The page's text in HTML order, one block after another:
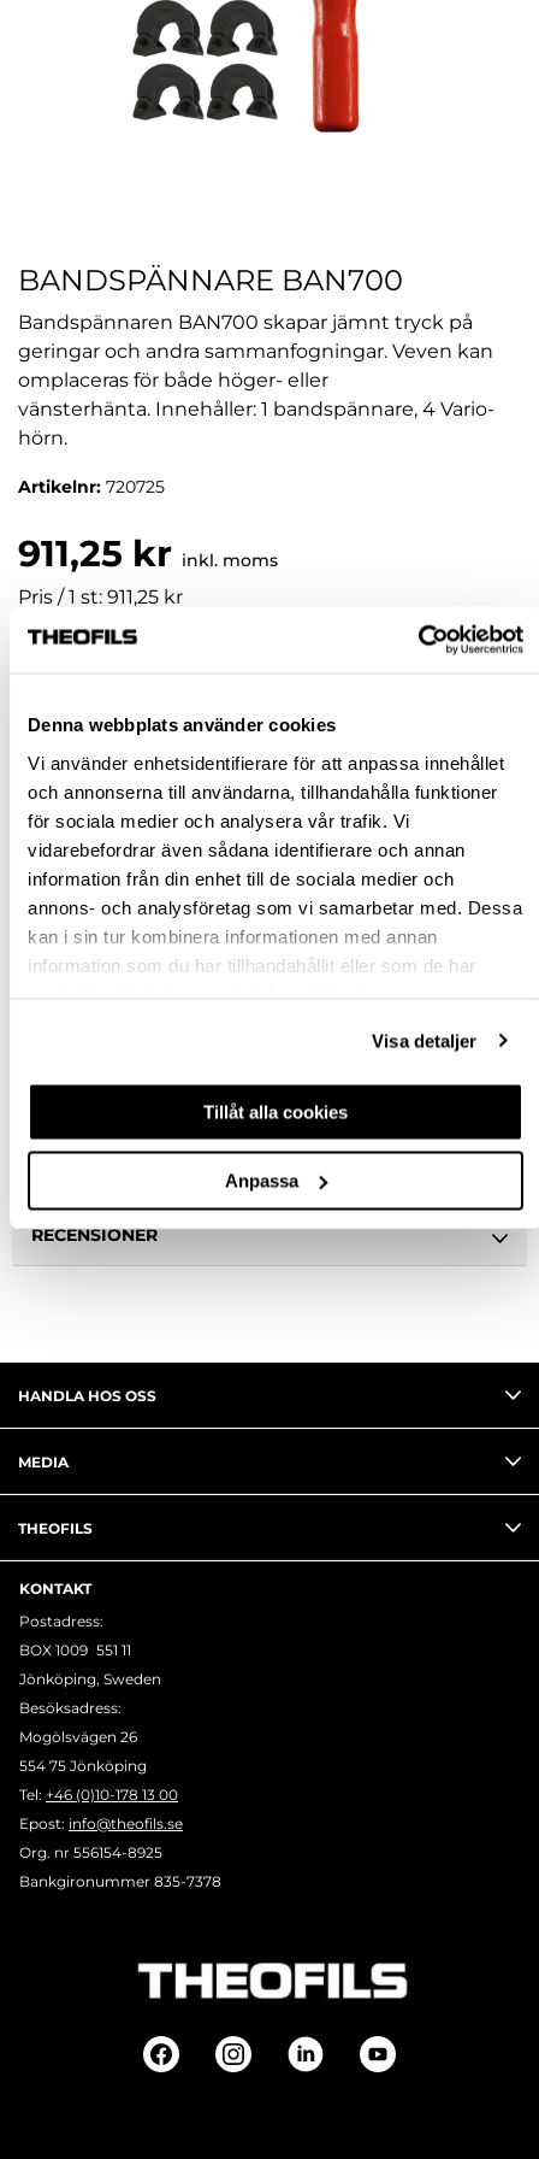
Denna webbplats använder cookies
Vi använder enhetsidentifierare för att anpassa innehållet
och annonserna till användarna, tillhandahålla funktioner
för sociala medier och analysera vår trafik. Vi
vidarebefordrar även sådana identifierare och annan
information från din enhet till de sociala medier och
annons- och analysföretag som vi samarbetar med. Dessa
kan i sin tur kombinera informationen med annan
information som du har tillhandahållit eller som de har
Visa detaljer
Tillåt alla cookies
Anpassa
BANDSPÄNNARE BAN700
Bandspännaren BAN700 skapar jämnt tryck på
geringar och andra sammanfogningar. Veven kan
omplaceras för både höger- eller
vänsterhänta. Innehåller: 1 bandspännare, 4 Vario-
hörn.
Artikelnr: 720725
911,25 kr inkl. moms
Pris / 1 st: 911,25 kr
KÖP
Jönköping huvudlager Finns i lager online
Malmö butik Finns i lager
Stockholm butik Finns i lager
Snabba leveranser
RECENSIONER
HANDLA HOS OSS
MEDIA
THEOFILS
KONTAKT
Postadress:
BOX 1009 551 11
Jönköping, Sweden
Besöksadress:
Mogölsvägen 26
554 75 Jönköping
Tel: +46 (0)10-178 13 00
Epost: info@theofils.se
Org. nr 556154-8925
Bankgironummer 835-7378